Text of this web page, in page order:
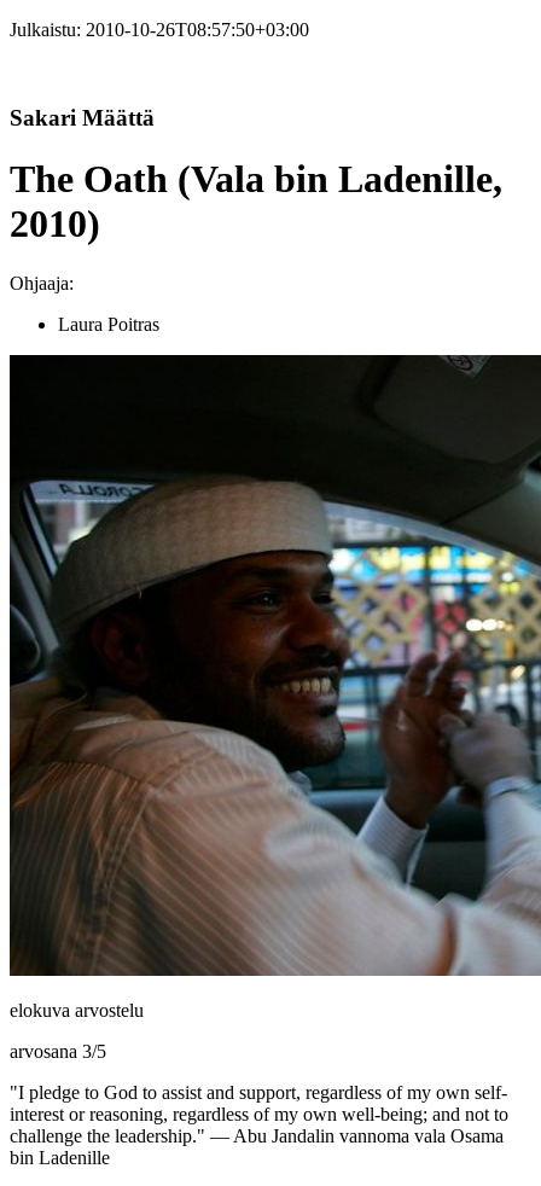
Julkaistu: 2010-10-26T08:57:50+03:00
Sakari Määttä
The Oath (Vala bin Ladenille,
2010)
Ohjaaja:
Laura Poitras
elokuva arvostelu
arvosana 3/5
"I pledge to God to assist and support, regardless of my own self-
interest or reasoning, regardless of my own well-being; and not to
challenge the leadership." — Abu Jandalin vannoma vala Osama
bin Ladenille